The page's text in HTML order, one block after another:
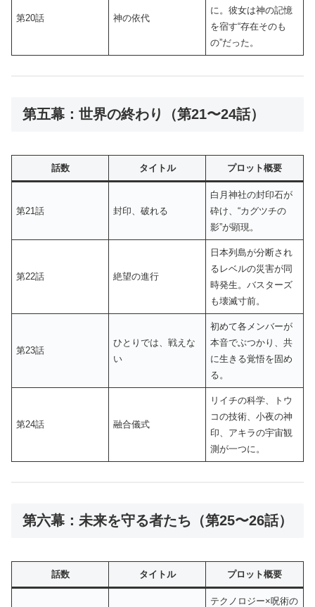
第20話 神の依代
に。彼女は神の記憶
を宿す“存在そのも
の”だった。
第五幕：世界の終わり（第21〜24話）
話数 タイトル プロット概要
第21話 封印、破れる
白月神社の封印石が
砕け、“カグツチの
影”が顕現。
第22話 絶望の進行
日本列島が分断され
るレベルの災害が同
時発生。バスターズ
も壊滅寸前。
第23話
ひとりでは、戦えな
い
初めて各メンバーが
本音でぶつかり、共
に生きる覚悟を固め
る。
第24話 融合儀式
リイチの科学、トウ
コの技術、小夜の神
印、アキラの宇宙観
測が一つに。
第六幕：未来を守る者たち（第25〜26話）
話数 タイトル プロット概要
テクノロジー×呪術の